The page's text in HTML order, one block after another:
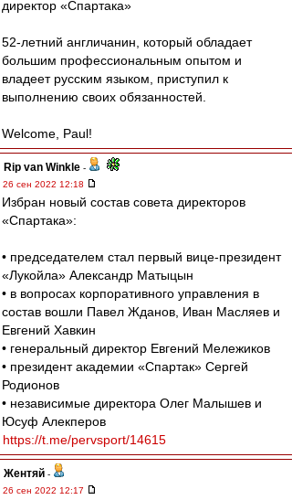
директор «Спартака»
52-летний англичанин, который обладает
большим профессиональным опытом и
владеет русским языком, приступил к
выполнению своих обязанностей.
Welcome, Paul!
Rip van Winkle -
26 сен 2022 12:18
Избран новый состав совета директоров
«Спартака»:
• председателем стал первый вице-президент
«Лукойла» Александр Матыцын
• в вопросах корпоративного управления в
состав вошли Павел Жданов, Иван Масляев и
Евгений Хавкин
• генеральный директор Евгений Мележиков
• президент академии «Спартак» Сергей
Родионов
• независимые директора Олег Малышев и
Юсуф Алекперов
https://t.me/pervsport/14615
Жентяй -
26 сен 2022 12:17